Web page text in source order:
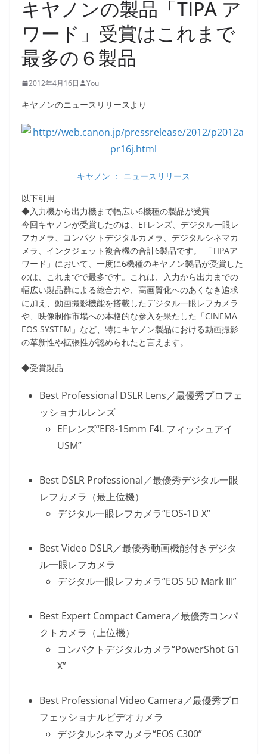
キヤノンの製品「TIPA ア
ワード」受賞はこれまで
最多の６製品
2012年4月16日 You
キヤノンのニュースリリースより
キヤノン ： ニュースリリース
以下引用
◆入力機から出力機まで幅広い6機種の製品が受賞
今回キヤノンが受賞したのは、EFレンズ、デジタル一眼レ
フカメラ、コンパクトデジタルカメラ、デジタルシネマカ
メラ、インクジェット複合機の合計6製品です。 「TIPAア
ワード」において、一度に6機種のキヤノン製品が受賞した
のは、これまでで最多です。これは、入力から出力までの
幅広い製品群による総合力や、高画質化へのあくなき追求
に加え、動画撮影機能を搭載したデジタル一眼レフカメラ
や、映像制作市場への本格的な参入を果たした「CINEMA
EOS SYSTEM」など、特にキヤノン製品における動画撮影
の革新性や拡張性が認められたと言えます。
◆受賞製品
Best Professional DSLR Lens／最優秀プロフェ
ッショナルレンズ
EFレンズ“EF8-15mm F4L フィッシュアイ
USM”
Best DSLR Professional／最優秀デジタル一眼
レフカメラ（最上位機）
デジタル一眼レフカメラ“EOS-1D X”
Best Video DSLR／最優秀動画機能付きデジタ
ル一眼レフカメラ
デジタル一眼レフカメラ“EOS 5D Mark III”
Best Expert Compact Camera／最優秀コンパ
クトカメラ（上位機）
コンパクトデジタルカメラ“PowerShot G1
X”
Best Professional Video Camera／最優秀プロ
フェッショナルビデオカメラ
デジタルシネマカメラ“EOS C300”